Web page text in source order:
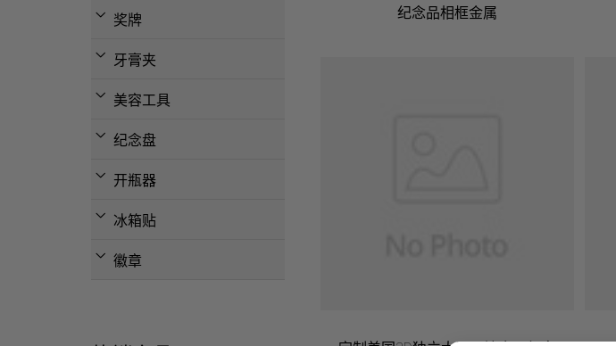
奖牌
牙膏夹
美容工具
纪念盘
开瓶器
冰箱贴
徽章
纪念品相框金属